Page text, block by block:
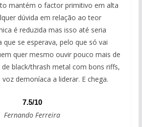
mantém o factor primitivo em alta
dúvida em relação ao teor
é reduzida mas isso até seria
que se esperava, pelo que só vai
quer mesmo ouvir pouco mais de
black/thrash metal com bons riffs,
demoníaca a liderar. E chega.
7.5/10
Fernando Ferreira